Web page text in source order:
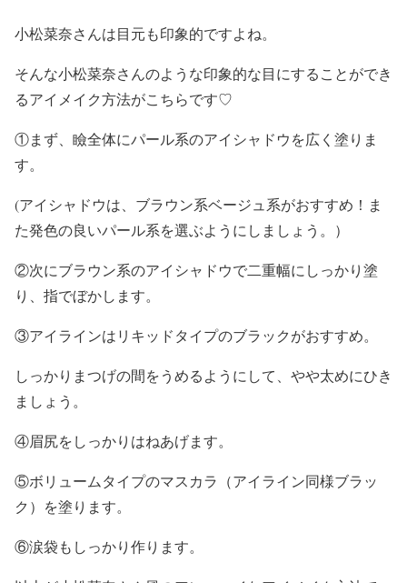
小松菜奈さんは目元も印象的ですよね。
そんな小松菜奈さんのような印象的な目にすることができ
るアイメイク方法がこちらです♡
①まず、瞼全体にパール系のアイシャドウを広く塗りま
す。
(アイシャドウは、ブラウン系ベージュ系がおすすめ！ま
た発色の良いパール系を選ぶようにしましょう。）
②次にブラウン系のアイシャドウで二重幅にしっかり塗
り、指でぼかします。
③アイラインはリキッドタイプのブラックがおすすめ。
しっかりまつげの間をうめるようにして、やや太めにひき
ましょう。
④眉尻をしっかりはねあげます。
⑤ボリュームタイプのマスカラ（アイライン同様ブラッ
ク）を塗ります。
⑥涙袋もしっかり作ります。